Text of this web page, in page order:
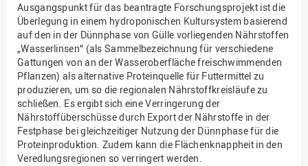
Ausgangspunkt für das beantragte Forschungsprojekt ist die
Überlegung in einem hydroponischen Kultursystem basierend
auf den in der Dünnphase von Gülle vorliegenden Nährstoffen
„Wasserlinsen“ (als Sammelbezeichnung für verschiedene
Gattungen von an der Wasseroberfläche freischwimmenden
Pflanzen) als alternative Proteinquelle für Futtermittel zu
produzieren, um so die regionalen Nährstoffkreisläufe zu
schließen. Es ergibt sich eine Verringerung der
Nährstoffüberschüsse durch Export der Nährstoffe in der
Festphase bei gleichzeitiger Nutzung der Dünnphase für die
Proteinproduktion. Zudem kann die Flächenknappheit in den
Veredlungsregionen so verringert werden.